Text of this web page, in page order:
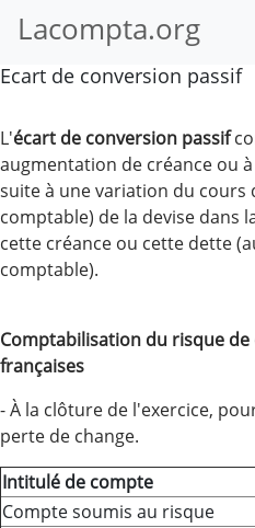
Lacompta.org
Ecart de conversion passif
L'écart de conversion passif
augmentation de créance ou
suite à une variation du cours
comptable) de la devise dans
cette créance ou cette dette
comptable).
Comptabilisation du risque
françaises
- À la clôture de l'exercice,
perte de change.
Intitulé de compte
Compte soumis au risque